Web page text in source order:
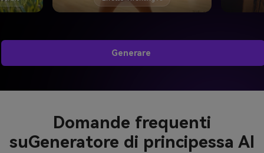
Generare
Domande frequenti
suGeneratore di principessa AI